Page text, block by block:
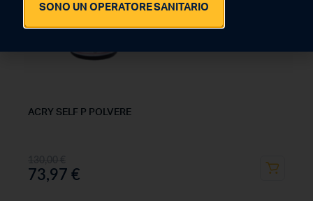
ACRY SELF P POLVERE
73,97 €
SONO UN OPERATORE SANITARIO